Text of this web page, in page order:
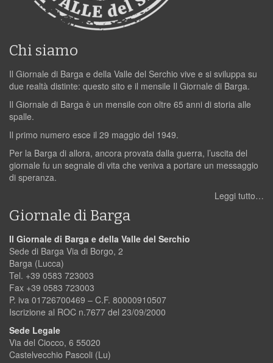
Chi siamo
Il Giornale di Barga e della Valle del Serchio vive e si sviluppa su
due realtà distinte: questo sito e il mensile Il Giornale di Barga.
Il Giornale di Barga è un mensile con oltre 65 anni di storia alle
spalle.
Il primo numero esce il 29 maggio del 1949.
Per la Barga di allora, ancora provata dalla guerra, l’uscita del
giornale fu un segnale di vita che veniva a portare un messaggio
di speranza.
Leggi tutto…
Giornale di Barga
Il Giornale di Barga e della Valle del Serchio
Sede di Barga Via di Borgo, 2
Barga (Lucca)
Tel. +39 0583 723003
Fax +39 0583 723003
P. iva 01726700469 – C.F. 80000910507
Iscrizione al ROC n.7677 del 23/09/2000
Sede Legale
Via del Ciocco, 6 55020
Castelvecchio Pascoli (Lu)